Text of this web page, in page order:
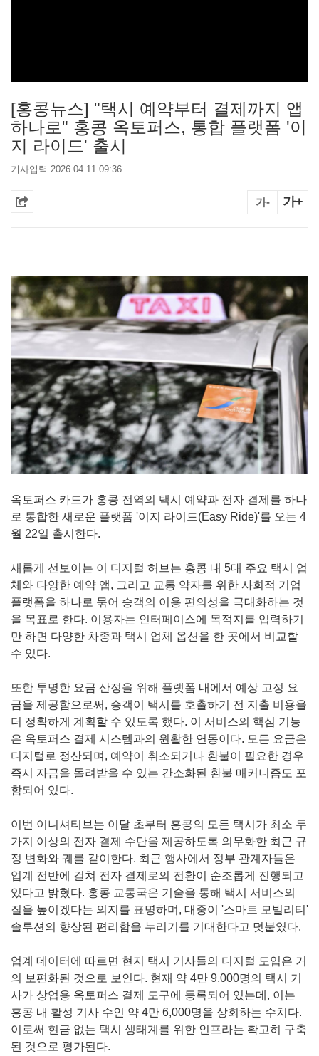
[홍콩뉴스] "택시 예약부터 결제까지 앱
하나로" 홍콩 옥토퍼스, 통합 플랫폼 '이
지 라이드' 출시
기사입력 2026.04.11 09:36
가- 가+
옥토퍼스 카드가 홍콩 전역의 택시 예약과 전자 결제를 하나
로 통합한 새로운 플랫폼 '이지 라이드(Easy Ride)'를 오는 4
월 22일 출시한다.
새롭게 선보이는 이 디지털 허브는 홍콩 내 5대 주요 택시 업
체와 다양한 예약 앱, 그리고 교통 약자를 위한 사회적 기업
플랫폼을 하나로 묶어 승객의 이용 편의성을 극대화하는 것
을 목표로 한다. 이용자는 인터페이스에 목적지를 입력하기
만 하면 다양한 차종과 택시 업체 옵션을 한 곳에서 비교할
수 있다.
또한 투명한 요금 산정을 위해 플랫폼 내에서 예상 고정 요
금을 제공함으로써, 승객이 택시를 호출하기 전 지출 비용을
더 정확하게 계획할 수 있도록 했다. 이 서비스의 핵심 기능
은 옥토퍼스 결제 시스템과의 원활한 연동이다. 모든 요금은
디지털로 정산되며, 예약이 취소되거나 환불이 필요한 경우
즉시 자금을 돌려받을 수 있는 간소화된 환불 매커니즘도 포
함되어 있다.
이번 이니셔티브는 이달 초부터 홍콩의 모든 택시가 최소 두
가지 이상의 전자 결제 수단을 제공하도록 의무화한 최근 규
정 변화와 궤를 같이한다. 최근 행사에서 정부 관계자들은
업계 전반에 걸쳐 전자 결제로의 전환이 순조롭게 진행되고
있다고 밝혔다. 홍콩 교통국은 기술을 통해 택시 서비스의
질을 높이겠다는 의지를 표명하며, 대중이 '스마트 모빌리티'
솔루션의 향상된 편리함을 누리기를 기대한다고 덧붙였다.
업계 데이터에 따르면 현지 택시 기사들의 디지털 도입은 거
의 보편화된 것으로 보인다. 현재 약 4만 9,000명의 택시 기
사가 상업용 옥토퍼스 결제 도구에 등록되어 있는데, 이는
홍콩 내 활성 기사 수인 약 4만 6,000명을 상회하는 수치다.
이로써 현금 없는 택시 생태계를 위한 인프라는 확고히 구축
된 것으로 평가된다.